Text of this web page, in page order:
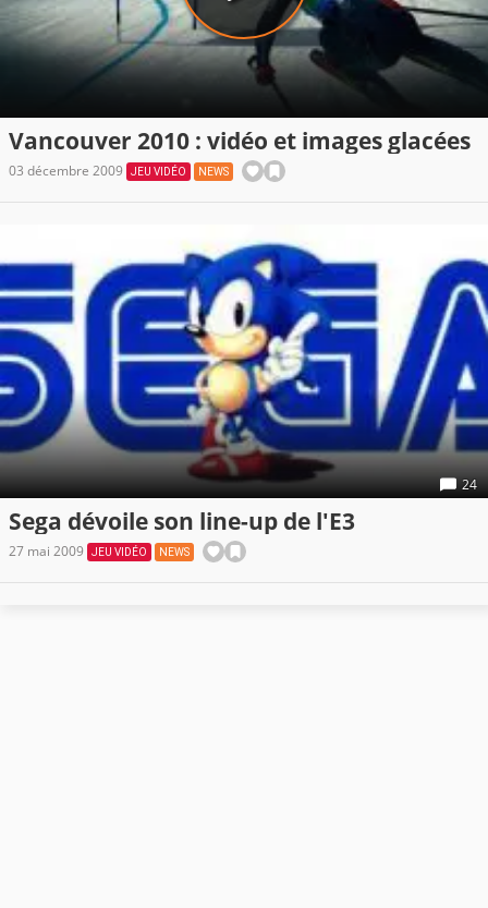
Vancouver 2010 : vidéo et images glacées
03 décembre 2009 JEU VIDÉO NEWS
24
Sega dévoile son line-up de l'E3
27 mai 2009 JEU VIDÉO NEWS